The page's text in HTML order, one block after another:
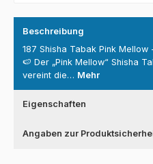
Beschreibung
187 Shisha Tabak Pink
🍉 Der „Pink Mellow“ Shisha
vereint die… Mehr
Eigenschaften
Angaben zur